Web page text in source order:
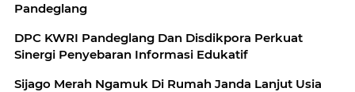
Pandeglang
DPC KWRI Pandeglang Dan Disdikpora Perkuat
Sinergi Penyebaran Informasi Edukatif
Sijago Merah Ngamuk Di Rumah Janda Lanjut Usia